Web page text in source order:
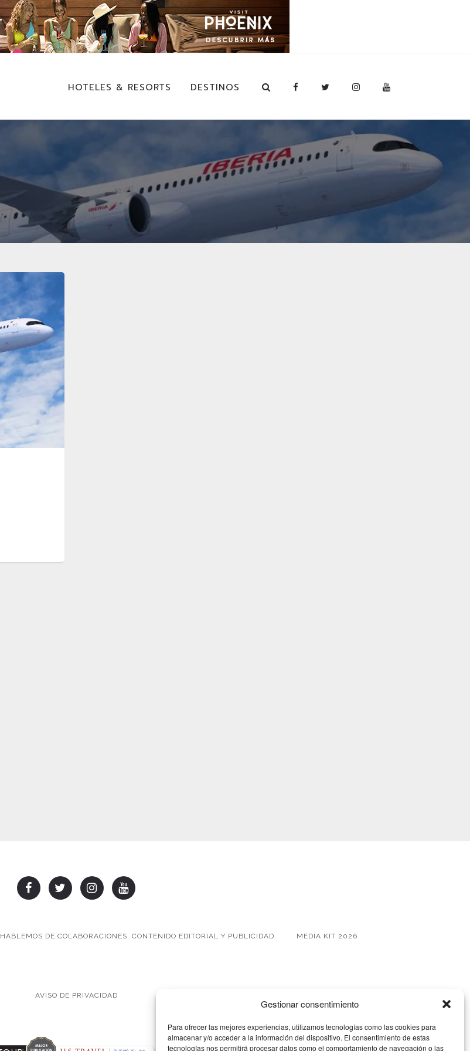
Gestionar consentimiento
Para ofrecer las mejores experiencias, utilizamos tecnologías como las cookies para
almacenar y/o acceder a la información del dispositivo. El consentimiento de estas
tecnologías nos permitirá procesar datos como el comportamiento de navegación o las
HOTELES & RESORTS DESTINOS
HABLEMOS DE COLABORACIONES, CONTENIDO EDITORIAL Y PUBLICIDAD. MEDIA KIT 2026
AVISO DE PRIVACIDAD